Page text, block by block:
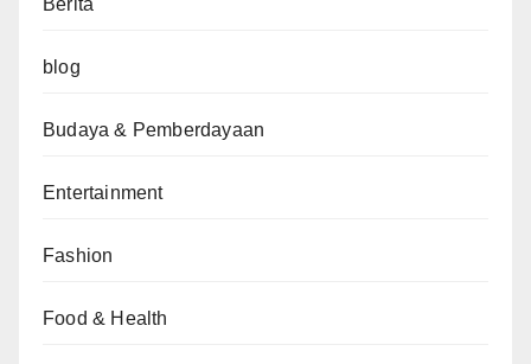
Berita
blog
Budaya & Pemberdayaan
Entertainment
Fashion
Food & Health